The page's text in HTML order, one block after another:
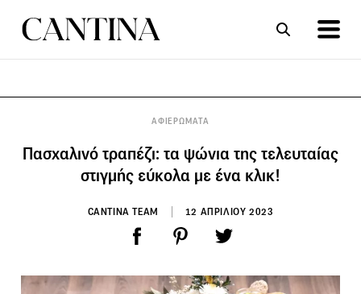
ΑΦΙΕΡΩΜΑΤΑ
Πασχαλινό τραπέζι: τα ψώνια της τελευταίας
στιγμής εύκολα με ένα κλικ!
CANTINA TEAM 12 ΑΠΡΙΛΙΟΥ 2023